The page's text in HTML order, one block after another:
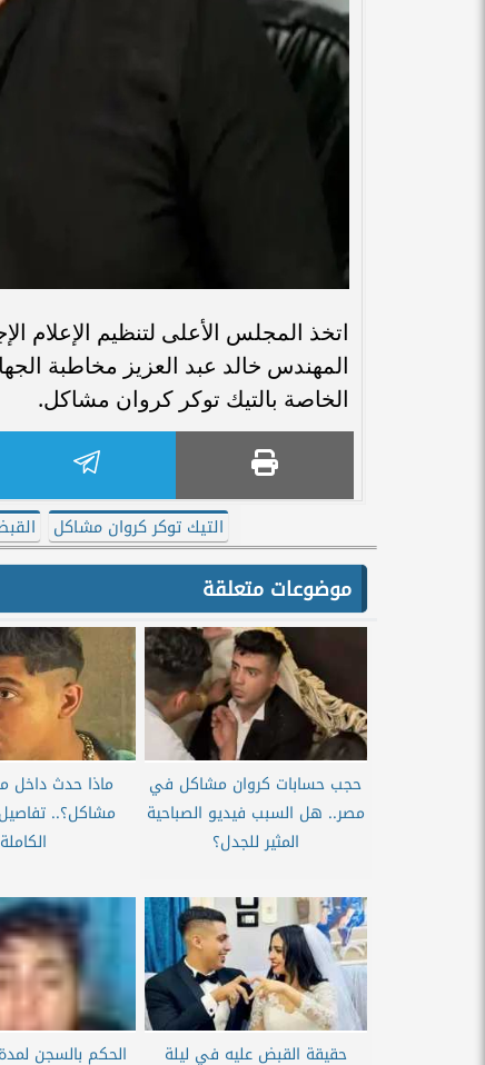
اتخذ المجلس الأعلى لتنظيم الإعلام
المهندس خالد عبد العزيز مخاطبة
الخاصة بالتيك توكر كروان مشاكل.
التيك توكر كروان مشاكل
موضوعات متعلقة
حجب حسابات كروان مشاكل في
مصر.. هل السبب فيديو الصباحية
المثير للجدل؟
ماذا حدث داخل
مشاكل؟..
الكاملة
حقيقة القبض عليه في ليلة
الحكم بالسجن